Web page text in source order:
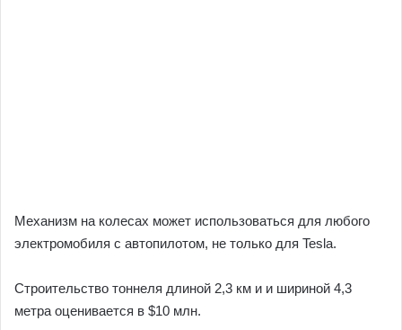
Механизм на колесах может использоваться для любого
электромобиля с автопилотом, не только для Tesla.
Строительство тоннеля длиной 2,3 км и и шириной 4,3
метра оценивается в $10 млн.